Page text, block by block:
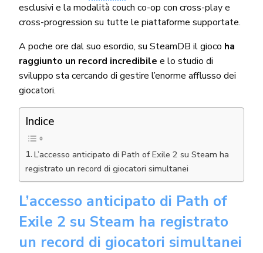
esclusivi e la modalità couch co-op con cross-play e
cross-progression su tutte le piattaforme supportate.
A poche ore dal suo esordio, su SteamDB il gioco ha
raggiunto un record incredibile e lo studio di
sviluppo sta cercando di gestire l’enorme afflusso dei
giocatori.
Indice
L’accesso anticipato di Path of Exile 2 su Steam ha
registrato un record di giocatori simultanei
L’accesso anticipato di Path of
Exile 2 su Steam ha registrato
un record di giocatori simultanei